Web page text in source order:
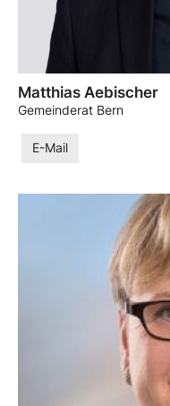
Matthias Aebischer
Gemeinderat Bern
E-Mail